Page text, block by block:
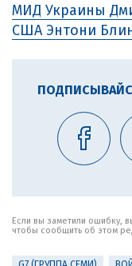
МИД Украины
США Энтони
Если вы заметили ошибку,
чтобы сообщить об этом